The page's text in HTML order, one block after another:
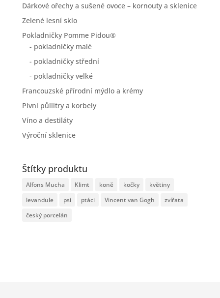
Dárkové ořechy a sušené ovoce – kornouty a sklenice
Zelené lesní sklo
Pokladničky Pomme Pidou®
- pokladničky malé
- pokladničky střední
- pokladničky velké
Francouzské přírodní mýdlo a krémy
Pivní půllitry a korbely
Víno a destiláty
Výroční sklenice
Štítky produktu
Alfons Mucha Klimt koně kočky
květiny
levandule
psi ptáci Vincent van Gogh
zvířata
český porcelán